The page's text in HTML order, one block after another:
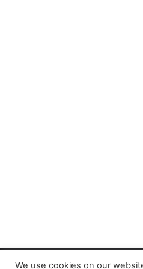
We use cookies on our